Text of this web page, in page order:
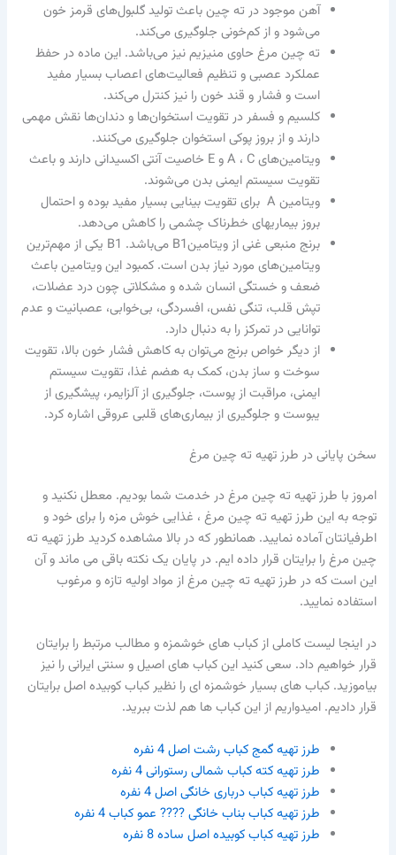
آهن موجود در ته چین باعث تولید گلبول‌های قرمز خون
می‌شود و از کم‌خونی جلوگیری می‌کند.
ته چین مرغ حاوی منیزیم نیز می‌باشد. این ماده در حفظ
عملکرد عصبی و تنظیم فعالیت‌های اعصاب بسیار مفید
است و فشار و قند خون را نیز کنترل می‌کند.
کلسیم و فسفر در تقویت استخوان‌ها و دندان‌ها نقش مهمی
دارند و از بروز پوکی استخوان جلوگیری می‌کنند.
ویتامین‌های A ، C و E خاصیت آنتی اکسیدانی دارند و باعث
تقویت سیستم ایمنی بدن می‌شوند.
ویتامین A برای تقویت بینایی بسیار مفید بوده و احتمال
بروز بیماری‎های خطرناک چشمی را کاهش می‌دهد.
برنج منبعی غنی از ویتامینB1 می‌باشد. B1 یکی از مهم‌ترین
ویتامین‌های مورد نیاز بدن است. کمبود این ویتامین باعث
ضعف و خستگی انسان شده و مشکلاتی چون درد عضلات،
تپش قلب، تنگی نفس، افسردگی، بی‌خوابی، عصبانیت و عدم
توانایی در تمرکز را به دنبال دارد.
از دیگر خواص برنج می‌توان به کاهش فشار خون بالا، تقویت
سوخت و ساز بدن، کمک به هضم غذا، تقویت سیستم
ایمنی، مراقبت از پوست، جلوگیری از آلزایمر، پیشگیری از
یبوست و جلوگیری از بیماری‌های قلبی عروقی اشاره کرد.
سخن پایانی در طرز تهیه ته چین مرغ
امروز با طرز تهیه ته چین مرغ در خدمت شما بودیم. معطل نکنید و
توجه به این طرز تهیه ته چین مرغ ، غذایی خوش مزه را برای خود و
اطرفیانتان آماده نمایید. همانطور که در بالا مشاهده کردید طرز تهیه ته
چین مرغ را برایتان قرار داده ایم. در پایان یک نکته باقی می ماند و آن
این است که در طرز تهیه ته چین مرغ از مواد اولیه تازه و مرغوب
استفاده نمایید.
در اینجا لیست کاملی از کباب های خوشمزه و مطالب مرتبط را برایتان
قرار خواهیم داد. سعی کنید این کباب های اصیل و سنتی ایرانی را نیز
بیاموزید. کباب های بسیار خوشمزه ای را نظیر کباب کوبیده اصل برایتان
قرار دادیم. امیدواریم از این کباب ها هم لذت ببرید.
طرز تهیه گمج کباب رشت اصل 4 نفره
طرز تهیه کته کباب شمالی رستورانی 4 نفره
طرز تهیه کباب درباری خانگی اصل 4 نفره
طرز تهیه کباب بناب خانگی ???? عمو کباب 4 نفره
طرز تهیه کباب کوبیده اصل ساده 8 نفره